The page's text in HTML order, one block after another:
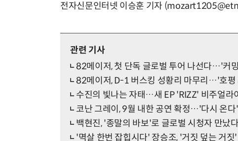
전자신문인터넷 이승훈 기자
관련 기사
82메이저, 첫 단독 글로벌 투어 나선다…'커
82메이저, D-1 버스킹 성황리 마무리…'호평
수진의 빛나는 자태…새 EP 'RIZZ' 비주얼라
코난 그레이, 9월 내한 공연 확정…'다시 온
백현진, '종말의 바보'로 글로벌 시청자 만났
'멱살 한번 잡힙시다' 장승조, '거짓 덮는 거짓